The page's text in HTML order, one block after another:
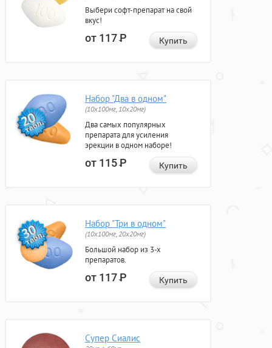
Выбери софт-препарат на свой
вкус!
от 117Р Купить
Набор "Два в одном"
(10x100мг, 10x20мг)
Два самых популярных
препарата для усиления
эрекции в одном наборе!
от 115Р Купить
Набор "Три в одном"
(10x100мг, 20x20мг)
Большой набор из 3-х
препаратов.
от 117Р Купить
Супер Сиалис